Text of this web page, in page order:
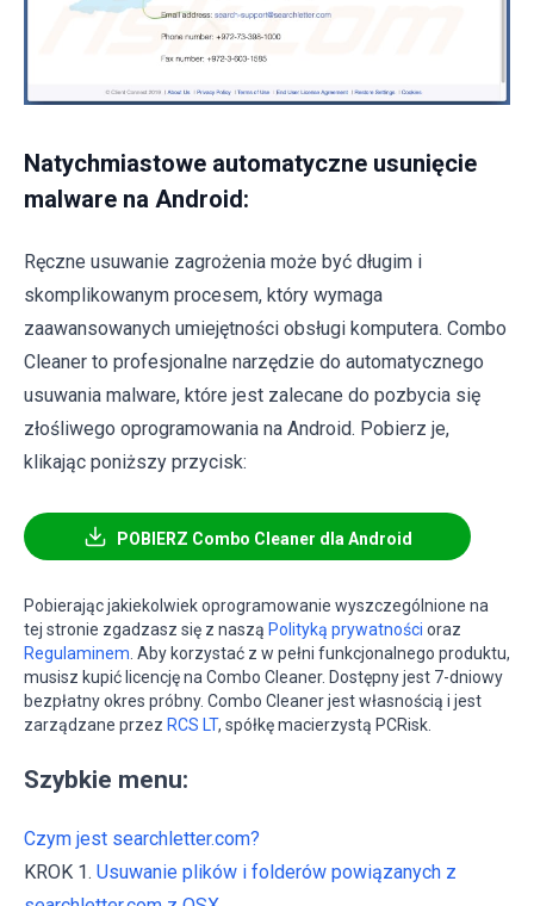
Natychmiastowe automatyczne usunięcie
malware na Android:
Ręczne usuwanie zagrożenia może być długim i
skomplikowanym procesem, który wymaga
zaawansowanych umiejętności obsługi komputera. Combo
Cleaner to profesjonalne narzędzie do automatycznego
usuwania malware, które jest zalecane do pozbycia się
złośliwego oprogramowania na Android. Pobierz je,
klikając poniższy przycisk:
POBIERZ Combo Cleaner dla Android
Pobierając jakiekolwiek oprogramowanie wyszczególnione na
tej stronie zgadzasz się z naszą Polityką prywatności oraz
Regulaminem . Aby korzystać z w pełni funkcjonalnego produktu,
musisz kupić licencję na Combo Cleaner. Dostępny jest 7-dniowy
bezpłatny okres próbny. Combo Cleaner jest własnością i jest
zarządzane przez RCS LT, spółkę macierzystą PCRisk.
Szybkie menu:
Czym jest searchletter.com?
KROK 1. Usuwanie plików i folderów powiązanych z